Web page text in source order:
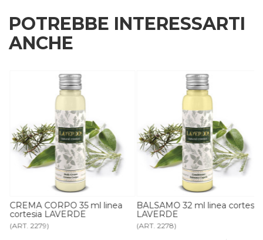
POTREBBE INTERESSARTI
ANCHE
CREMA CORPO 35 ml linea
cortesia LAVERDE
(ART. 2279)
BALSAMO 32 ml linea cortesia
LAVERDE
(ART. 2278)